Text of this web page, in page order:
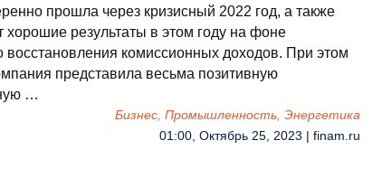
прошла через кризисный 2022 год, а также
хорошие результаты в этом году на фоне
восстановления комиссионных доходов. При этом
представила весьма позитивную
…
Бизнес, Промышленность, Энергетика
01:00, Октябрь 25, 2023 | finam.ru